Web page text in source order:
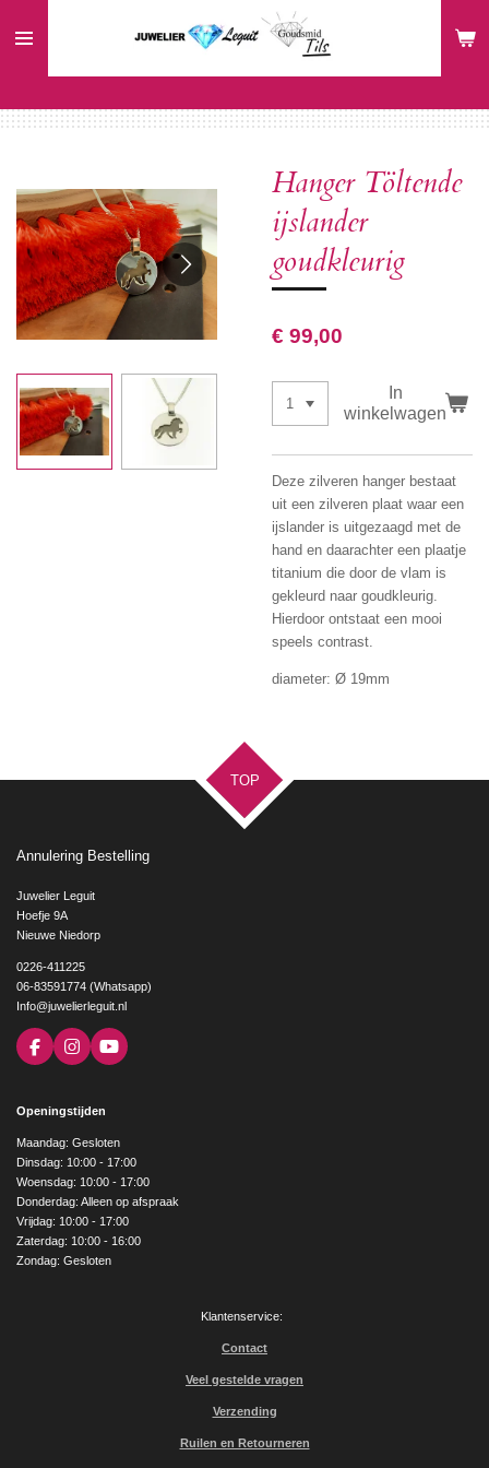
direct
hoofdinhoud
Hanger Töltende
ijslander
goudkleurig
€ 99,00
In
winkelwagen
Deze zilveren hanger bestaat
uit een zilveren plaat waar een
ijslander is uitgezaagd met de
hand en daarachter een plaatje
titanium die door de vlam is
gekleurd naar goudkleurig.
Hierdoor ontstaat een mooi
speels contrast.
diameter: Ø 19mm
TOP
Annulering Bestelling
Juwelier Leguit
Hoefje 9A
Nieuwe Niedorp
0226-411225
06-83591774 (Whatsapp)
Info@juwelierleguit.nl
F
a
b
o
k
I
n
a
g
r
a
m
Y
o
e
Openingstijden
Maandag: Gesloten
Dinsdag: 10:00 - 17:00
Woensdag: 10:00 - 17:00
Donderdag: Alleen op afspraak
Vrijdag: 10:00 - 17:00
Zaterdag: 10:00 - 16:00
Zondag: Gesloten
Klantenservice:
Contact
Veel gestelde vragen
Verzending
Ruilen en Retourneren